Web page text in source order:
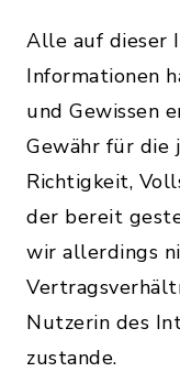
Alle auf dieser
Informationen
und Gewissen
Gewähr für
Richtigkeit,
der bereit
wir allerdings
Nutzerin des
zustande.